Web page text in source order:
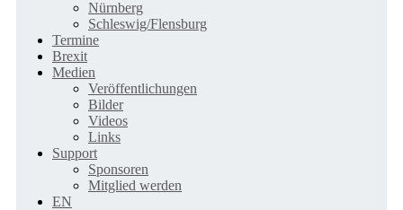
Nürnberg
Schleswig/Flensburg
Termine
Brexit
Medien
Veröffentlichungen
Bilder
Videos
Links
Support
Sponsoren
Mitglied werden
EN